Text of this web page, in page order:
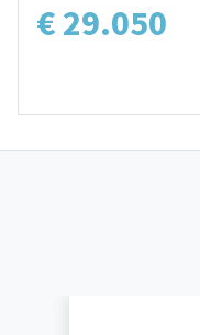
€ 29.050